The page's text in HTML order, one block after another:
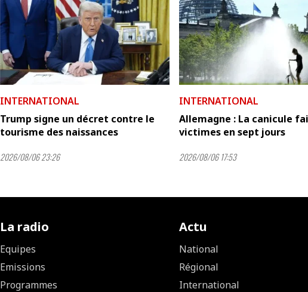
INTERNATIONAL
Trump signe un décret contre le
tourisme des naissances
2026/08/06 23:26
INTERNATIONAL
Allemagne : La canicule
victimes en sept jours
2026/08/06 17:53
La radio
Equipes
Emissions
Programmes
Actu
National
Régional
International